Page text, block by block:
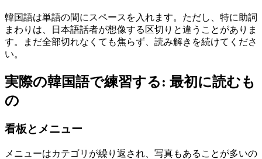
韓国語は単語の間にスペースを入れます。ただし、特に助詞
まわりは、日本語話者が想像する区切りと違うことがありま
す。まだ全部切れなくても焦らず、読み解きを続けてくださ
い。
実際の韓国語で練習する: 最初に読むも
の
看板とメニュー
メニューはカテゴリが繰り返され、写真もあることが多いの